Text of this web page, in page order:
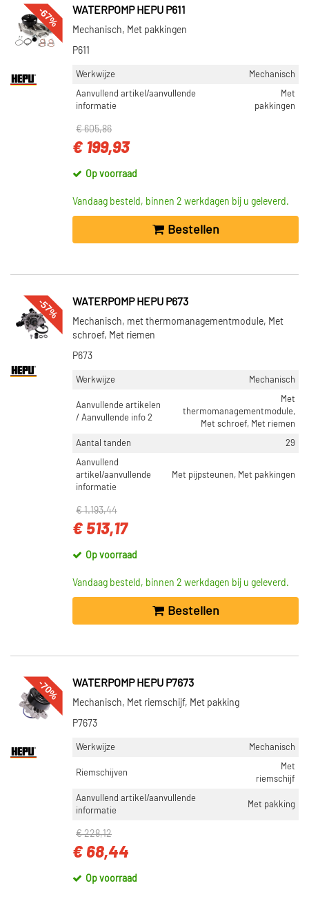
-67% WATERPOMP HEPU P611
Mechanisch, Met pakkingen
P611
Werkwijze
Mechanisch
Aanvullend artikel/aanvullende
informatie
Met
pakkingen
€ 605,86
€ 199,93
Op voorraad
Vandaag besteld, binnen 2 werkdagen bij u geleverd.
Bestellen
-57% WATERPOMP HEPU P673
Mechanisch, met thermomanagementmodule, Met
schroef, Met riemen
P673
Werkwijze Mechanisch
Aanvullende artikelen
/ Aanvullende info 2
Met
thermomanagementmodule,
Met schroef, Met riemen
Aantal tanden
29
Aanvullend
artikel/aanvullende
informatie
Met pijpsteunen, Met pakkingen
€ 1.193,44
€ 513,17
Op voorraad
Vandaag besteld, binnen 2 werkdagen bij u geleverd.
Bestellen
-70% WATERPOMP HEPU P7673
Mechanisch, Met riemschijf, Met pakking
P7673
Werkwijze Mechanisch
Riemschijven
Met
riemschijf
Aanvullend artikel/aanvullende
informatie
Met pakking
€ 228,12
€ 68,44
Op voorraad